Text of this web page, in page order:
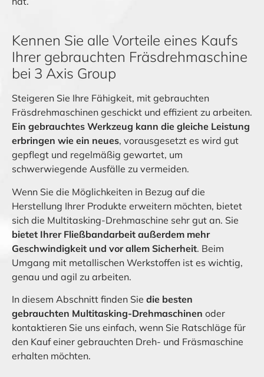
Kennen Sie alle Vorteile eines Kaufs
Ihrer gebrauchten Fräsdrehmaschine
bei 3 Axis Group
Steigeren Sie Ihre Fähigkeit, mit gebrauchten
Fräsdrehmaschinen geschickt und effizient zu arbeiten.
Ein gebrauchtes Werkzeug kann die gleiche Leistung
erbringen wie ein neues, vorausgesetzt es wird gut
gepflegt und regelmäßig gewartet, um
schwerwiegende Ausfälle zu vermeiden.
Wenn Sie die Möglichkeiten in Bezug auf die
Herstellung Ihrer Produkte erweitern möchten, bietet
sich die Multitasking-Drehmaschine sehr gut an. Sie
bietet Ihrer Fließbandarbeit außerdem mehr
Geschwindigkeit und vor allem Sicherheit. Beim
Umgang mit metallischen Werkstoffen ist es wichtig,
genau und agil zu arbeiten.
In diesem Abschnitt finden Sie die besten
gebrauchten Multitasking-Drehmaschinen oder
kontaktieren Sie uns einfach, wenn Sie Ratschläge für
den Kauf einer gebrauchten Dreh- und Fräsmaschine
erhalten möchten.